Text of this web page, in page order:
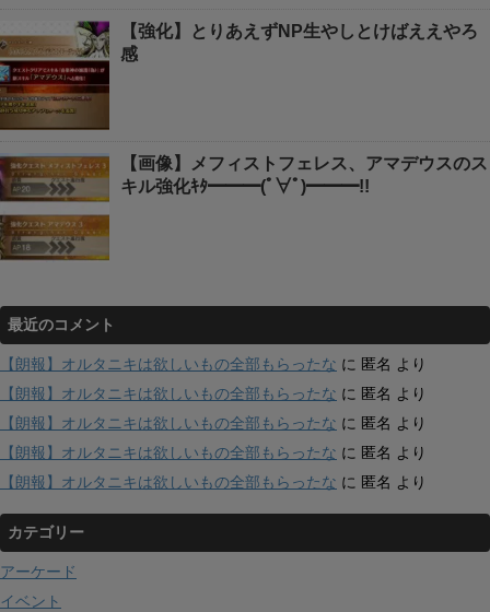
【強化】とりあえずNP生やしとけばええやろ
感
【画像】メフィストフェレス、アマデウスのス
キル強化ｷﾀ━━━(ﾟ∀ﾟ)━━━!!
最近のコメント
【朗報】オルタニキは欲しいもの全部もらったな に 匿名 より
【朗報】オルタニキは欲しいもの全部もらったな に 匿名 より
【朗報】オルタニキは欲しいもの全部もらったな に 匿名 より
【朗報】オルタニキは欲しいもの全部もらったな に 匿名 より
【朗報】オルタニキは欲しいもの全部もらったな に 匿名 より
カテゴリー
アーケード
イベント